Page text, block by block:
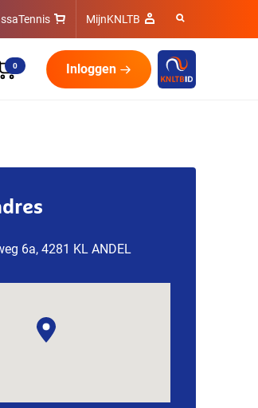
MijnKNLTB
0 Inloggen
6a, 4281 KL ANDEL